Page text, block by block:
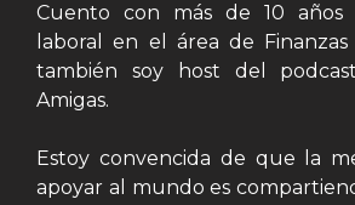
Cuento con más de 10 años
laboral en el área de
también soy host del
Amigas.
Estoy convencida de que la
apoyar al mundo es